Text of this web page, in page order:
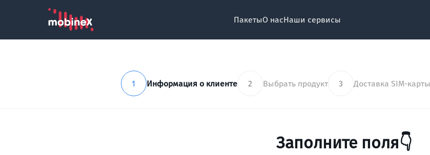
ПакетыО насНаши сервисы
1 Информация о клиенте 2 Выбрать продукт 3 Доставка SIM-карты
Заполните поля👇